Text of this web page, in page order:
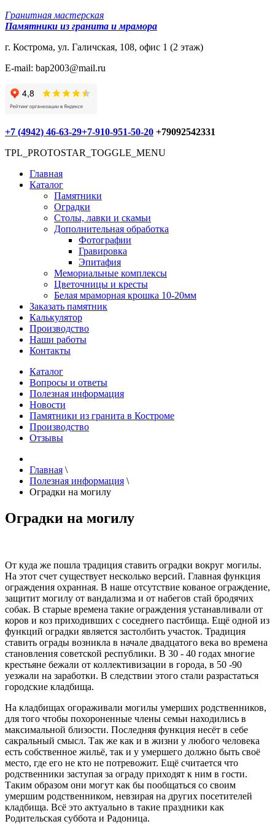
Гранитная мастерская
Памятники из гранита и мрамора
г. Кострома, ул. Галичская, 108, офис 1 (2 этаж)
E-mail: bap2003@mail.ru
+7 (4942) 46-63-29+7-910-951-50-20 +79092542331
TPL_PROTOSTAR_TOGGLE_MENU
Главная
Каталог
Памятники
Оградки
Столы, лавки и скамьи
Дополнительная обработка
Фотографии
Гравировка
Эпитафия
Мемориальные комплексы
Цветочницы и кресты
Белая мраморная крошка 10-20мм
Заказать памятник
Калькулятор
Производство
Наши работы
Контакты
Каталог
Вопросы и ответы
Полезная информация
Новости
Памятники из гранита в Костроме
Производство
Отзывы
Главная \
Полезная информация \
Оградки на могилу
Оградки на могилу
От куда же пошла традиция ставить оградки вокруг могилы.
На этот счет существует несколько версий. Главная функция
ограждения охранная. В наше отсутствие кованое ограждение,
защитит могилу от вандализма и от набегов стай бродячих
собак. В старые времена такие ограждения устанавливали от
коров и коз приходивших с соседнего пастбища. Ещё одной из
функций оградки является застолбить участок. Традиция
ставить ограды возникла в начале двадцатого века во времена
становления советской республики. В 30 - 40 годах многие
крестьяне бежали от коллективизации в города, в 50 -90
уезжали на заработки. В следствии этого стали разрастаться
городские кладбища.
На кладбищах огораживали могилы умерших родственников,
для того чтобы похороненные члены семьи находились в
максимальной близости. Последняя функция несёт в себе
сакральный смысл. Так же как и в жизни у любого человека
есть собственное жильё, так и у умершего должно быть своё
место, где его не кто не потревожит. Ещё считается что
родственники заступая за ограду приходят к ним в гости.
Таким образом они могут как бы пообщаться со своим
умершим родственником, невзирая на других посетителей
кладбища. Всё это актуально в такие праздники как
Родительская суббота и Радоница.